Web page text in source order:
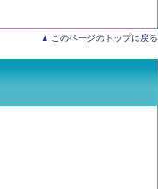
このページのトップに戻る